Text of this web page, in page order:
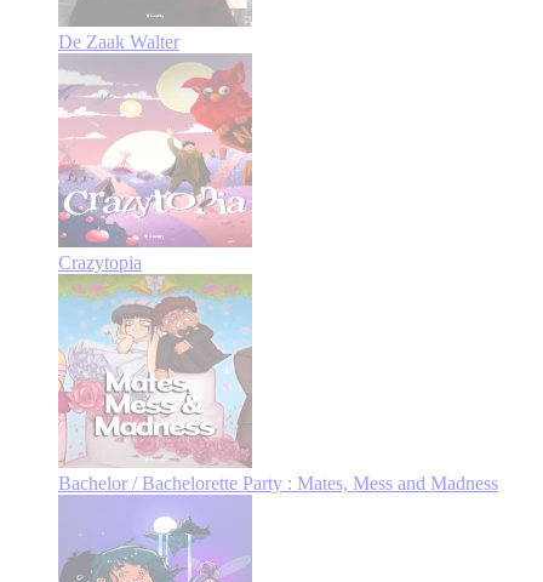
De Zaak Walter
Crazytopia
Bachelor / Bachelorette Party : Mates, Mess and Madness